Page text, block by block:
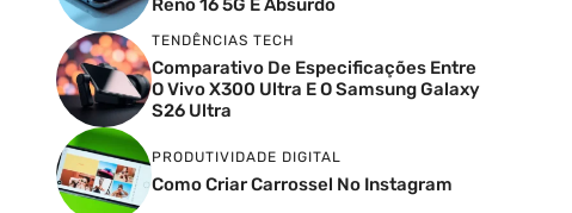
Reno 16 5G É Absurdo
TENDÊNCIAS TECH
Comparativo De Especificações Entre
O Vivo X300 Ultra E O Samsung Galaxy
S26 Ultra
PRODUTIVIDADE DIGITAL
Como Criar Carrossel No Instagram